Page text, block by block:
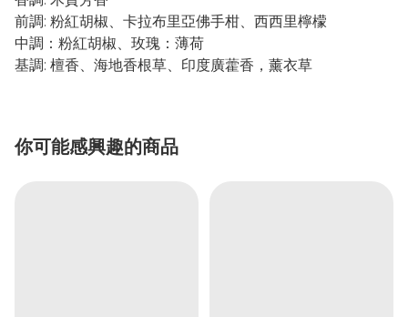
前調: 粉紅胡椒、卡拉布里亞佛手柑、西西里檸檬
中調：粉紅胡椒、玫瑰：薄荷
基調: 檀香、海地香根草、印度廣藿香，薰衣草
你可能感興趣的商品